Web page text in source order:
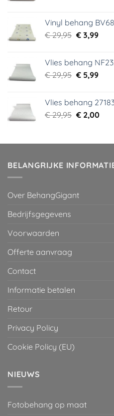
€ 44,95.
€
Vinyl behang
€29,95
€ 29,95.
€3,99
€
Vlies behang
€29,95
€ 29,95.
€5,99
€
Vlies behang
€29,95
€ 29,95.
€2,00
€
BELANGRIJKE
Over BehangGigant
Bedrijfsgegevens
Voorwaarden
Offerte aanvraag
Contact
Informatie betalen
Retour
Privacy Policy
Cookie Policy (EU)
NIEUWS
Fotobehang op maat